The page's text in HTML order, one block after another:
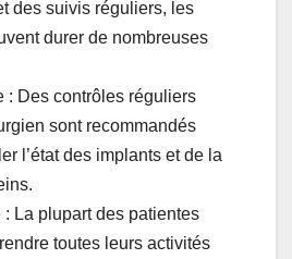
des suivis réguliers, les
durer de nombreuses
: Des contrôles réguliers
sont recommandés
l’état des implants et de la
: La plupart des patientes
toutes leurs activités